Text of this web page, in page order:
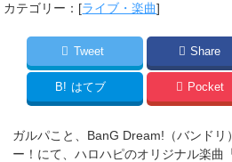
カテゴリー：[ライブ・楽曲]
Tweet Share
B! はてブ Pocket
ガルパこと、BanG Dream!（バンドリ
ー！にて、ハロハピのオリジナル楽曲